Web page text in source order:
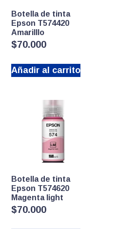
Botella de tinta
Epson T574420
Amarilllo
$70.000
Añadir al carrito
Botella de tinta
Epson T574620
Magenta light
$70.000